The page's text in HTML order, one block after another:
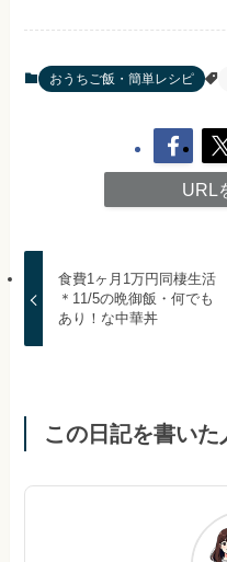
おうちご飯・簡単レシピ
URL
食費1ヶ月1万円同棲生活
＊11/5の晩御飯・何でも
あり！な中華丼
この日記を書いた